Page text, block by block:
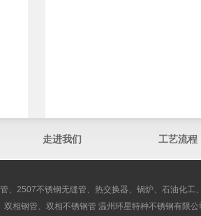
走进我们 工艺流程
、2507不锈钢无缝管、热交换器、锅炉、石油化
双相钢管、双相不锈钢管 温州环星特种不锈钢有限